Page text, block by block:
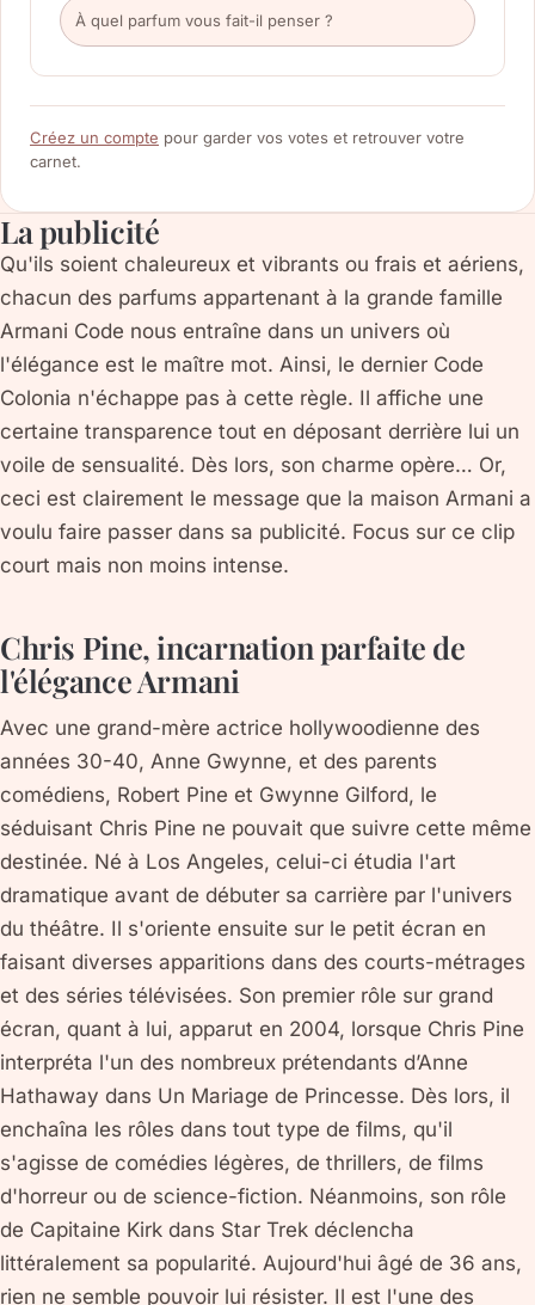
Créez un compte pour garder vos votes et retrouver votre
carnet.
La publicité
Qu'ils soient chaleureux et vibrants ou frais et aériens,
chacun des parfums appartenant à la grande famille
Armani Code nous entraîne dans un univers où
l'élégance est le maître mot. Ainsi, le dernier Code
Colonia n'échappe pas à cette règle. Il affiche une
certaine transparence tout en déposant derrière lui un
voile de sensualité. Dès lors, son charme opère… Or,
ceci est clairement le message que la maison Armani a
voulu faire passer dans sa publicité. Focus sur ce clip
court mais non moins intense.
Chris Pine, incarnation parfaite de
l'élégance Armani
Avec une grand-mère actrice hollywoodienne des
années 30-40, Anne Gwynne, et des parents
comédiens, Robert Pine et Gwynne Gilford, le
séduisant Chris Pine ne pouvait que suivre cette même
destinée. Né à Los Angeles, celui-ci étudia l'art
dramatique avant de débuter sa carrière par l'univers
du théâtre. Il s'oriente ensuite sur le petit écran en
faisant diverses apparitions dans des courts-métrages
et des séries télévisées. Son premier rôle sur grand
écran, quant à lui, apparut en 2004, lorsque Chris Pine
interpréta l'un des nombreux prétendants d’Anne
Hathaway dans Un Mariage de Princesse. Dès lors, il
enchaîna les rôles dans tout type de films, qu'il
s'agisse de comédies légères, de thrillers, de films
d'horreur ou de science-fiction. Néanmoins, son rôle
de Capitaine Kirk dans Star Trek déclencha
littéralement sa popularité. Aujourd'hui âgé de 36 ans,
rien ne semble pouvoir lui résister. Il est l'une des